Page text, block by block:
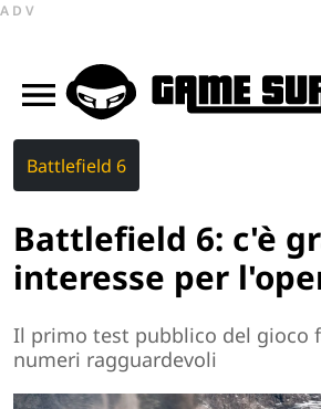
ADV
Battlefield 6
Battlefield 6: c'è
interesse per
Il primo test pubblico del gioco
numeri ragguardevoli